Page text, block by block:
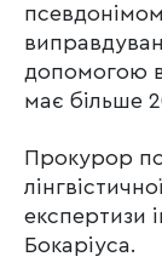
допомогою
має більше
Прокурор
експертизи
Бокаріуса.